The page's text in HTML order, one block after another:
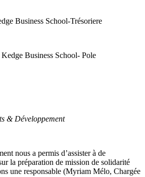
Business School-Trésoriere
Business School- Pole
& Développement
nous a permis d’assister à de
la préparation de mission de solidarité
une responsable (Myriam Mélo, Chargée